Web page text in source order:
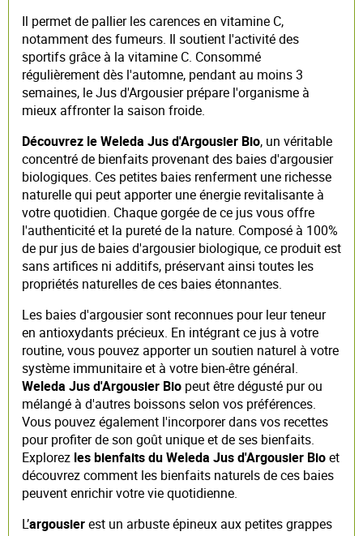
Il permet de pallier les carences en vitamine C,
notamment des fumeurs. Il soutient l'activité des
sportifs grâce à la vitamine C. Consommé
régulièrement dès l'automne, pendant au moins 3
semaines, le Jus d'Argousier prépare l'organisme à
mieux affronter la saison froide.
Découvrez le Weleda Jus d'Argousier Bio, un véritable
concentré de bienfaits provenant des baies d'argousier
biologiques. Ces petites baies renferment une richesse
naturelle qui peut apporter une énergie revitalisante à
votre quotidien. Chaque gorgée de ce jus vous offre
l'authenticité et la pureté de la nature. Composé à 100%
de pur jus de baies d'argousier biologique, ce produit est
sans artifices ni additifs, préservant ainsi toutes les
propriétés naturelles de ces baies étonnantes.
Les baies d'argousier sont reconnues pour leur teneur
en antioxydants précieux. En intégrant ce jus à votre
routine, vous pouvez apporter un soutien naturel à votre
système immunitaire et à votre bien-être général.
Weleda Jus d'Argousier Bio peut être dégusté pur ou
mélangé à d'autres boissons selon vos préférences.
Vous pouvez également l'incorporer dans vos recettes
pour profiter de son goût unique et de ses bienfaits.
Explorez les bienfaits du Weleda Jus d'Argousier Bioet
découvrez comment les bienfaits naturels de ces baies
peuvent enrichir votre vie quotidienne.
L’argousierest un arbuste épineux aux petites grappes